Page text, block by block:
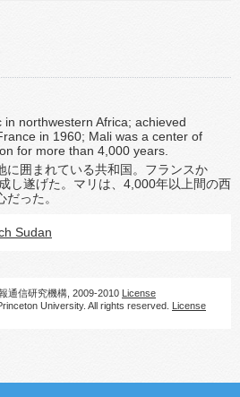
northwestern Africa; achieved
in 1960; Mali was a center of
for more than 4,000 years.
に囲まれている共和国。フランスか
し遂げた。マリは、4,000年以上間の西
った。
Sudan
通信研究機構, 2009-2010 License
University. All rights reserved. License